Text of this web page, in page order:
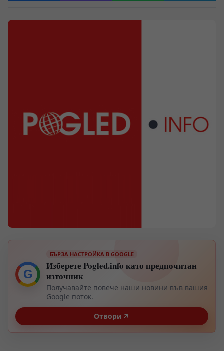
G
БЪРЗА НАСТРОЙКА В GOOGLE
Изберете Pogled.info като предпочитан
източник
Получавайте повече наши новини във вашия
Google поток.
Отвори